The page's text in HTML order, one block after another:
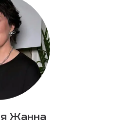
Жанна